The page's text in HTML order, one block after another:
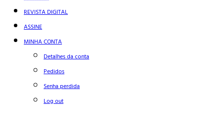
REVISTA DIGITAL
ASSINE
MINHA CONTA
Detalhes da conta
Pedidos
Senha perdida
Log out